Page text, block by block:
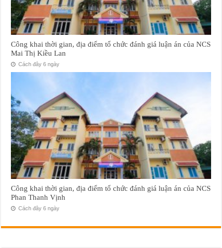
Công khai thời gian, địa điểm tổ chức đánh giá luận án của NCS
Mai Thị Kiều Lan
Cách đây 6 ngày
Công khai thời gian, địa điểm tổ chức đánh giá luận án của NCS
Phan Thanh Vịnh
Cách đây 6 ngày